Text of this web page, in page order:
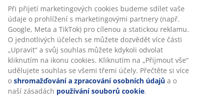
Hodnocení
(8)
Doprava
Při přijetí marketingových cookies budeme sdílet vaše
údaje o prohlížení s marketingovými partnery (např.
Google, Meta a TikTok) pro cílenou a statickou reklamu.
O jednotlivých účelech se můžete dozvědět více části
„Upravit“ a svůj souhlas můžete kdykoli odvolat
kliknutím na ikonu cookies. Kliknutím na „Přijmout vše“
udělujete souhlas se všemi třemi účely. Přečtěte si více
o shromažďování a zpracování osobních údajů a o
naší zásadách používání souborů cookie.